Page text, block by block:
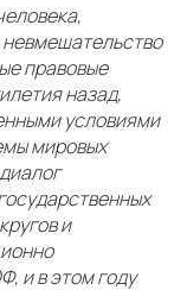
невмешательство
правовые
назад,
условиями
мировых
и
и в этом году